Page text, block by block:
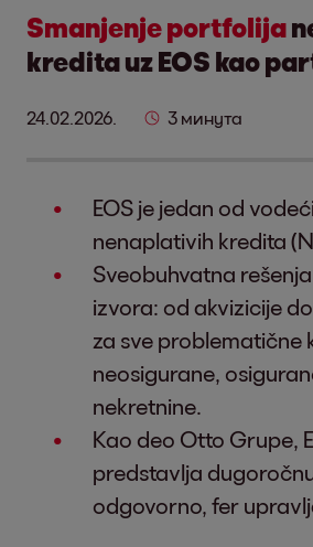
Smanjenje portfolija
kredita uz EOS kao
24.02.2026. 3 минута
EOS je jedan od
nenaplativih kredita
Sveobuhvatna
izvora: od akvizicije
za sve problematične
neosigurane,
nekretnine.
Kao deo Otto Grupe,
predstavlja
odgovorno, fer